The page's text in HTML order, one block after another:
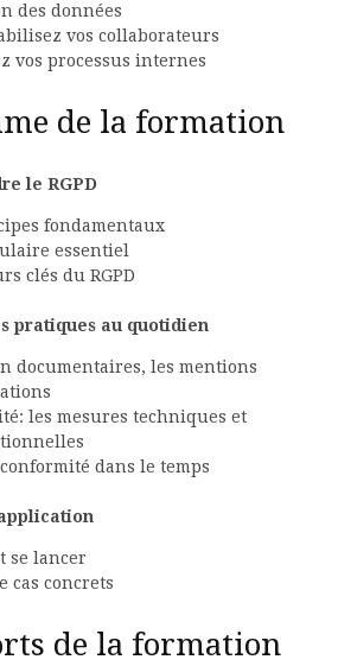
des données
vos collaborateurs
vos processus internes
de la formation
le RGPD
fondamentaux
essentiel
clés du RGPD
pratiques au quotidien
documentaires, les mentions
les mesures techniques et
dans le temps
se lancer
cas concrets
de la formation